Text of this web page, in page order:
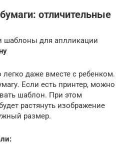
отличительные
шаблоны для аплликации
легко даже вместе с ребенком.
Если есть принтер, можно
шаблон. При этом
растянуть изображение
размер.